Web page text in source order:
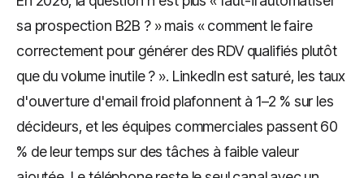
sa prospection B2B ? » mais « comment le faire
correctement pour générer des RDV qualifiés plutôt
que du volume inutile ? ». LinkedIn est saturé, les taux
d'ouverture d'email froid plafonnent à 1–2 % sur les
décideurs, et les équipes commerciales passent 60
% de leur temps sur des tâches à faible valeur